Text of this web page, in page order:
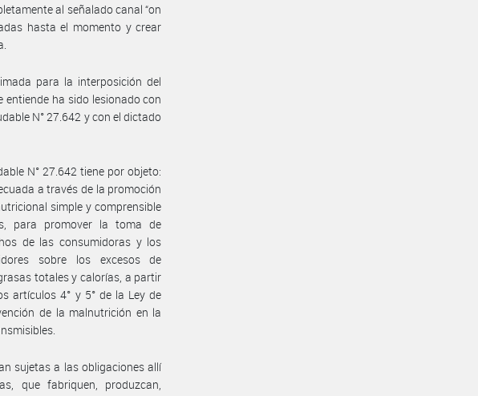
al señalado canal “on
hasta el momento y crear
para la interposición del
entiende ha sido lesionado con
N° 27.642 y con el dictado
N° 27.642 tiene por objeto:
a través de la promoción
simple y comprensible
para promover la toma de
de las consumidoras y los
sobre los excesos de
totales y calorías, a partir
artículos 4° y 5° de la Ley de
de la malnutrición en la
sujetas a las obligaciones allí
que fabriquen, produzcan,